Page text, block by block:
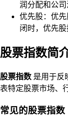
润分配和公司
优先股：优
闭时，优先
股票指数简
股票指数 是用于反
表特定股票市场、
常见的股票指数